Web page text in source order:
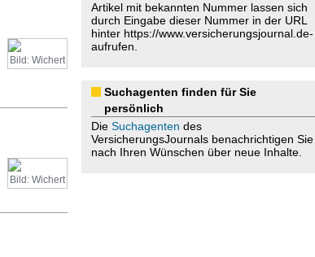
Bild: Wichert
Bild: Wichert
Artikel mit bekannten Nummer lassen sich
durch Eingabe dieser Nummer in der URL
hinter https://www.versicherungsjournal.de-
aufrufen.
Suchagenten finden für Sie
persönlich
Die Suchagenten des
VersicherungsJournals benachrichtigen Sie
nach Ihren Wünschen über neue Inhalte.